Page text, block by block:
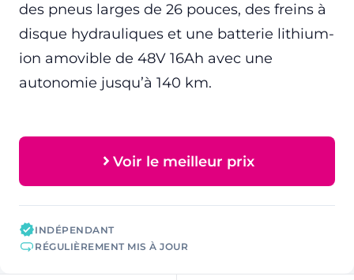
des pneus larges de 26 pouces, des freins à
disque hydrauliques et une batterie lithium-
ion amovible de 48V 16Ah avec une
autonomie jusqu’à 140 km.
Voir le meilleur prix
INDÉPENDANT
RÉGULIÈREMENT MIS À JOUR